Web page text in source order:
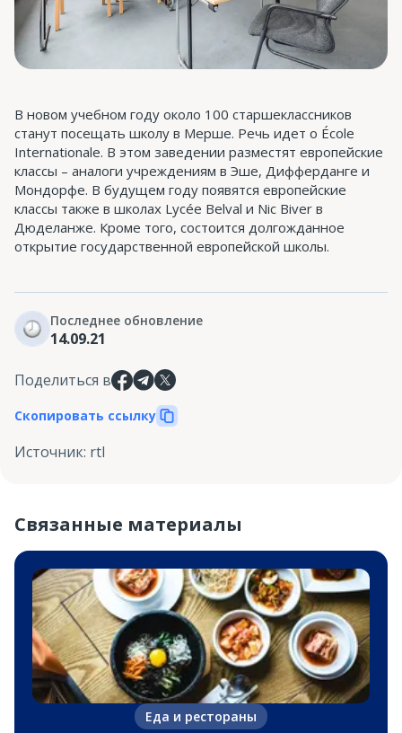
В новом учебном году около 100 старшеклассников
станут посещать школу в Мерше. Речь идет о École
Internationale. В этом заведении разместят европейские
классы – аналоги учреждениям в Эше, Дифферданге и
Мондорфе. В будущем году появятся европейские
классы также в школах Lycée Belval и Nic Biver в
Дюделанже. Кроме того, состоится долгожданное
открытие государственной европейской школы.
Последнее обновление
14.09.21
Поделиться в
Скопировать ссылку
Источник: rtl
Связанные материалы
Еда и рестораны